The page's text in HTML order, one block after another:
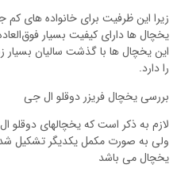
زیرا این ظرفیت برای خانواده های
یخچال ها دارای کیفیت بسیار
این یخچال ها با گذشت سالیان
را دارد.
بررسی یخچال فریزر دوقلو ال جی
لازم به ذکر است که یخچالهای دوقلو
ولی به صورت مکمل یکدیگر تشکیل
یخچال می باشد